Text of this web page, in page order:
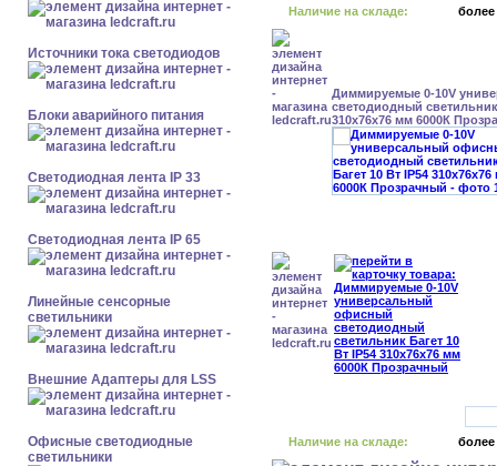
Источники тока светодиодов
Блоки аварийного питания
Светодиодная лента IP 33
Светодиодная лента IP 65
Линейные сенсорные
светильники
Внешние Адаптеры для LSS
Офисные светодиодные
светильники
Наличие на складе: более
Диммируемые 0-10V
светодиодный светильник
310x76x76 мм 6000К
Наличие на складе: более